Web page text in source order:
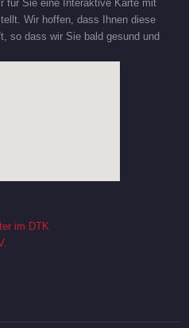
für Sie eine Interaktive Karte mit
Wir hoffen, dass Ihnen diese
so dass wir Sie bald gesund und